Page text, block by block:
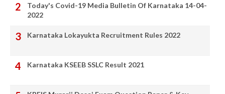
Today's Covid-19 Media Bulletin Of Karnataka 14-04-
2022
Karnataka Lokayukta Recruitment Rules 2022
Karnataka KSEEB SSLC Result 2021